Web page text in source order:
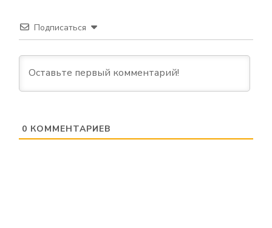
Подписаться
0 КОММЕНТАРИЕВ